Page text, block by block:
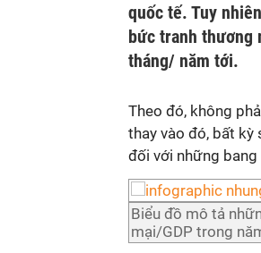
quốc tế. Tuy
bức tranh thương
tháng/ năm tới.
Theo đó, không
thay vào đó, bất
đối với những
Biểu đồ mô tả
mại/GDP trong